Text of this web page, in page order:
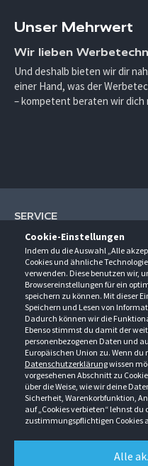
Cookie-Einstellungen
Indem du die Auswahl „Alle
Cookies und ähnliche
verwenden. Diese benutzen wir,
Browsereinstellungen für ein
speichern zu können. Mit dieser
Speichern und Lesen von
Dadurch können wir die
Ebenso stimmst du damit der
personenbezogenen Daten und
Europäischen Union zu. Wenn du
Datenschutzerklärungwissen
vorgesehenen Abschnitt zu
über die Weise, wie wir deine
Sicherheit, Warenkorbfunktion,
auf „Cookies verbieten“ lehnst du
zustimmungspflichtigen Cookies
Alle
Unser Mehrwert
Wir lieben
Und deshalb bieten wir dir
einer Hand, was der
– kompetent beraten wir dich
SERVICE
Hilfe und Information
Fragen und Antworten (FAQ)
Kontakt
Newsletter
Events
Downloads
Kataloge
UNTERNEHMEN
Über uns
Anfahrt
Ansprechpartner
Außendienstbesuch
Jobs & Ausbildung
Retouren/Reklamationen
KONTAKT
Gröner-Schulze GmbH
Sarirstraße 5
12529 Schönefeld
Berlin-Schönefeld: +49 30 68
Saerbeck: +49 2574 88750-0
Weißenhorn: +49 731 3982-0
info@groener-schulze.com
ÖFFNUNGSZEITEN
Montag - Donnerstag
9:00 -
Freitag
9:00 -
FOLGE UNS
AGB